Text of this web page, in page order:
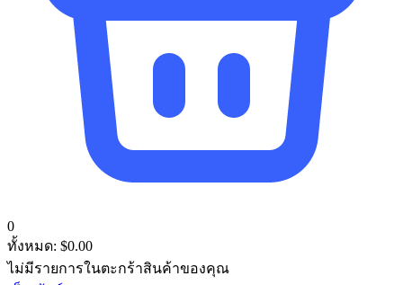
0
ทั้งหมด: $0.00
ไม่มีรายการในตะกร้าสินค้าของคุณ